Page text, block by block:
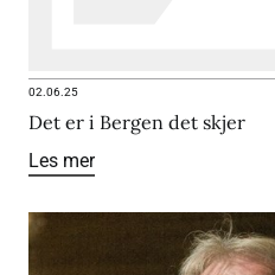
02.06.25
Det er i Bergen det skjer
Les mer